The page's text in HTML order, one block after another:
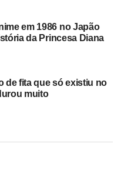
sai da
aos
em 1986 no Japão
da Princesa Diana
de fita que só existiu no
muito